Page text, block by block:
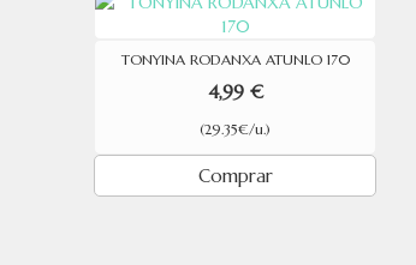
TONYINA RODANXA ATUNLO 170
4,99 €
(29.35€/u.)
Comprar